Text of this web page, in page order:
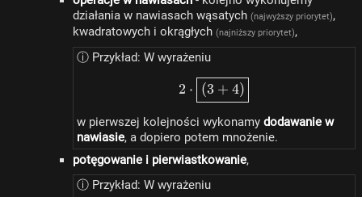
działania w nawiasach wąsatych (najwyższy priorytet),
kwadratowych i okrągłych (najniższy priorytet),
ⓘ Przykład: W wyrażeniu
2 \cdot
2 ⋅ (3 + 4)
w pierwszej kolejności wykonamy dodawanie w
nawiasie, a dopiero potem mnożenie.
potęgowanie i pierwiastkowanie,
ⓘ Przykład: W wyrażeniu